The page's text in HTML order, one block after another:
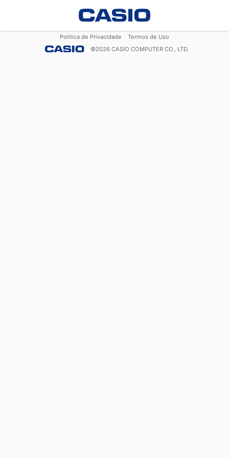
Política de Privacidade
Termos de Uso
©2026 CASIO COMPUTER CO., LTD.